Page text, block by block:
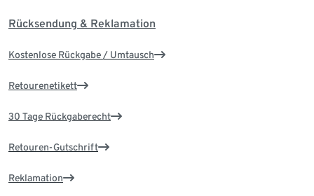
Rücksendung & Reklamation
Kostenlose Rückgabe / Umtausch
Retourenetikett
30 Tage Rückgaberecht
Retouren-Gutschrift
Reklamation